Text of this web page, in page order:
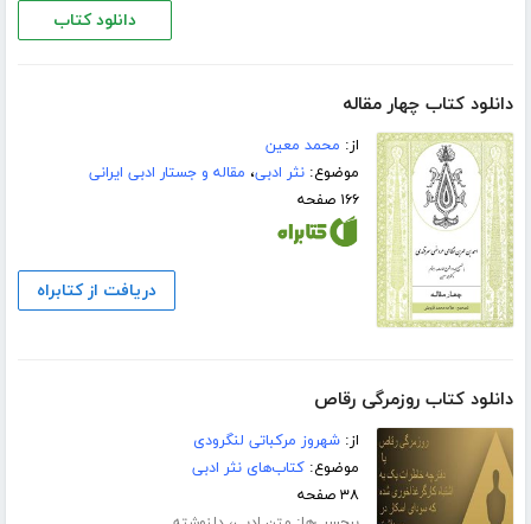
دانلود کتاب
دانلود کتاب چهار مقاله
از: محمد معین
موضوع:نثر ادبی، مقاله و جستار ادبی ایرانی
۱۶۶ صفحه
دریافت از کتابراه
دانلود کتاب روزمرگی رقاص
از:شهروز مرکباتی لنگرودی
موضوع:کتاب‌های نثر ادبی
۳۸ صفحه